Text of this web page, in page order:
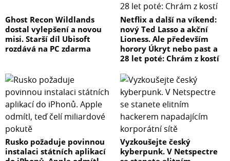
Ghost Recon Wildlands
dostal vylepšení a novou
misi. Starší díl Ubisoft
rozdává na PC zdarma
Netflix a další na víkend:
nový Ted Lasso a akční
Lioness. Ale především
horory Úkryt nebo past a
28 let poté: Chrám z kostí
Rusko požaduje povinnou
instalaci státních aplikací
Vyzkoušejte český
kyberpunk. V Netspectre